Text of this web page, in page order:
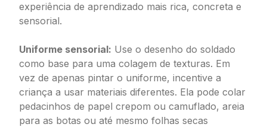
experiência de aprendizado mais rica, concreta e
sensorial.
Uniforme sensorial: Use o desenho do soldado
como base para uma colagem de texturas. Em
vez de apenas pintar o uniforme, incentive a
criança a usar materiais diferentes. Ela pode colar
pedacinhos de papel crepom ou camuflado, areia
para as botas ou até mesmo folhas secas